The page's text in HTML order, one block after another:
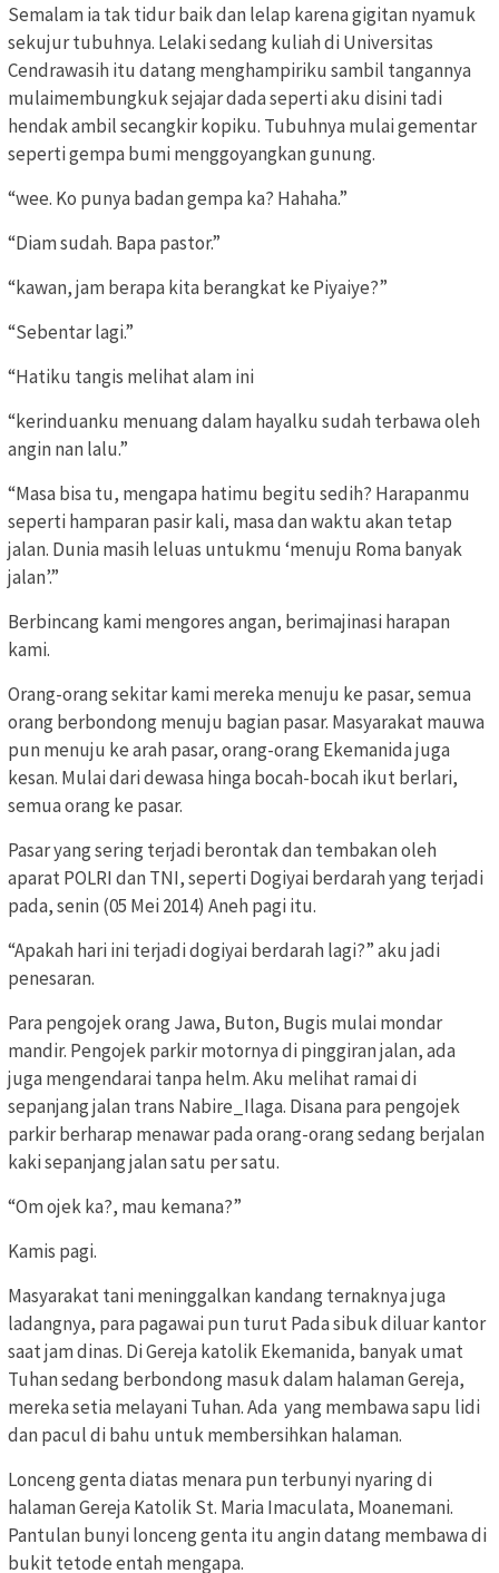
Semalam ia tak tidur baik dan lelap karena gigitan nyamuk
sekujur tubuhnya. Lelaki sedang kuliah di Universitas
Cendrawasih itu datang menghampiriku sambil tangannya
mulaimembungkuk sejajar dada seperti aku disini tadi
hendak ambil secangkir kopiku. Tubuhnya mulai gementar
seperti gempa bumi menggoyangkan gunung.
“wee. Ko punya badan gempa ka? Hahaha.”
“Diam sudah. Bapa pastor.”
“kawan, jam berapa kita berangkat ke Piyaiye?”
“Sebentar lagi.”
“Hatiku tangis melihat alam ini
“kerinduanku menuang dalam hayalku sudah terbawa oleh
angin nan lalu.”
“Masa bisa tu, mengapa hatimu begitu sedih? Harapanmu
seperti hamparan pasir kali, masa dan waktu akan tetap
jalan. Dunia masih leluas untukmu ‘menuju Roma banyak
jalan’.”
Berbincang kami mengores angan, berimajinasi harapan
kami.
Orang-orang sekitar kami mereka menuju ke pasar, semua
orang berbondong menuju bagian pasar. Masyarakat mauwa
pun menuju ke arah pasar, orang-orang Ekemanida juga
kesan. Mulai dari dewasa hinga bocah-bocah ikut berlari,
semua orang ke pasar.
Pasar yang sering terjadi berontak dan tembakan oleh
aparat POLRI dan TNI, seperti Dogiyai berdarah yang terjadi
pada, senin (05 Mei 2014) Aneh pagi itu.
“Apakah hari ini terjadi dogiyai berdarah lagi?” aku jadi
penesaran.
Para pengojek orang Jawa, Buton, Bugis mulai mondar
mandir. Pengojek parkir motornya di pinggiran jalan, ada
juga mengendarai tanpa helm. Aku melihat ramai di
sepanjang jalan trans Nabire_Ilaga. Disana para pengojek
parkir berharap menawar pada orang-orang sedang berjalan
kaki sepanjang jalan satu per satu.
“Om ojek ka?, mau kemana?”
Kamis pagi.
Masyarakat tani meninggalkan kandang ternaknya juga
ladangnya, para pagawai pun turut Pada sibuk diluar kantor
saat jam dinas. Di Gereja katolik Ekemanida, banyak umat
Tuhan sedang berbondong masuk dalam halaman Gereja,
mereka setia melayani Tuhan. Ada yang membawa sapu lidi
dan pacul di bahu untuk membersihkan halaman.
Lonceng genta diatas menara pun terbunyi nyaring di
halaman Gereja Katolik St. Maria Imaculata, Moanemani.
Pantulan bunyi lonceng genta itu angin datang membawa di
bukit tetode entah mengapa.